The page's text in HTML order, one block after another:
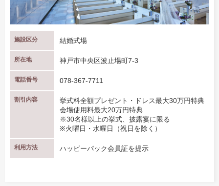
施設区分 結婚式場
所在地 神戸市中央区波止場町7-3
電話番号 078-367-7711
割引内容
挙式料全額プレゼント・ドレス最大30万円特典
会場使用料最大20万円特典
※30名様以上の挙式、披露宴に限る
※火曜日・水曜日（祝日を除く）
利用方法 ハッピーパック会員証を提示